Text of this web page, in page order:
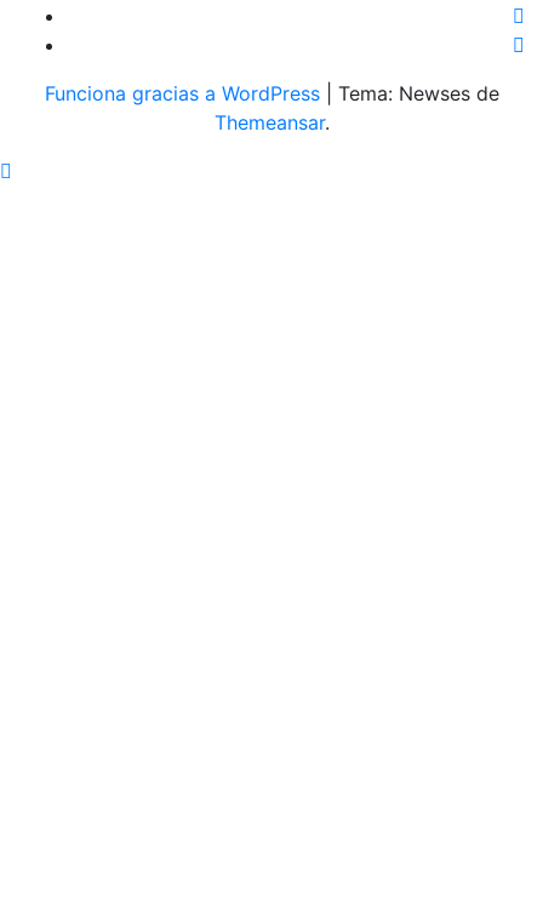
Funciona gracias a WordPress
Tema: Newses de
Themeansar.